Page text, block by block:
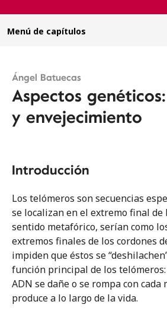
Menú de capítulos
Tema 0
Resumen. Introducción
edad: Presbiacusia
Tema 2
Presbivertigo y trastornos
relacionados con la edad
Tema 3
Asociación entre la pérdida
relacionada con la edad y
equilibrio
Ángel Batuecas
Aspectos
y envejecimiento
Introducción
Los telómeros son secuencias
se localizan en el extremo final de
sentido metafórico, serían como
extremos finales de los cordones
impiden que éstos se
función principal de los
ADN se dañe o se rompa con cada
produce a lo largo de la vida.